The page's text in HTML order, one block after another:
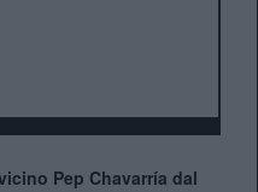
Pep Chavarría dal